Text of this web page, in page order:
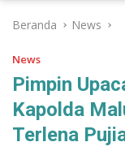
Beranda News
News
Pimpin
Kapolda
Terlena